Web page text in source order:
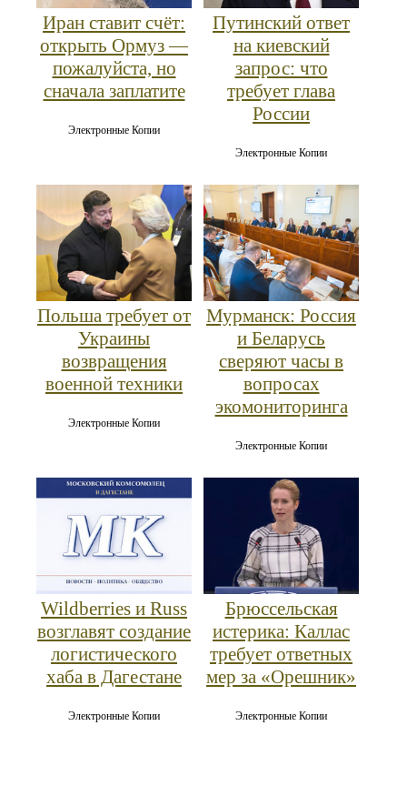
Иран ставит счёт:
открыть Ормуз —
пожалуйста, но
сначала заплатите
Электронные Копии
Путинский ответ
на киевский
запрос: что
требует глава
России
Электронные Копии
Польша требует от
Украины
возвращения
военной техники
Электронные Копии
Мурманск: Россия
и Беларусь
сверяют часы в
вопросах
экомониторинга
Электронные Копии
Wildberries и Russ
возглавят создание
логистического
хаба в Дагестане
Электронные Копии
Брюссельская
истерика: Каллас
требует ответных
мер за «Орешник»
Электронные Копии